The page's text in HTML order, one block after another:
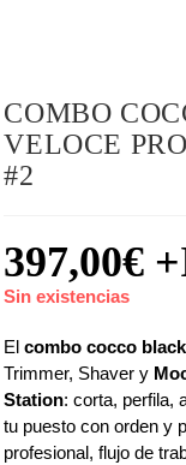
COMBO
VELOCE
#2
397,00€
Sin existencias
Elcombo cocco
Trimmer, Shaver y
Station: corta, perfila,
tu puesto con orden y
profesional, flujo de